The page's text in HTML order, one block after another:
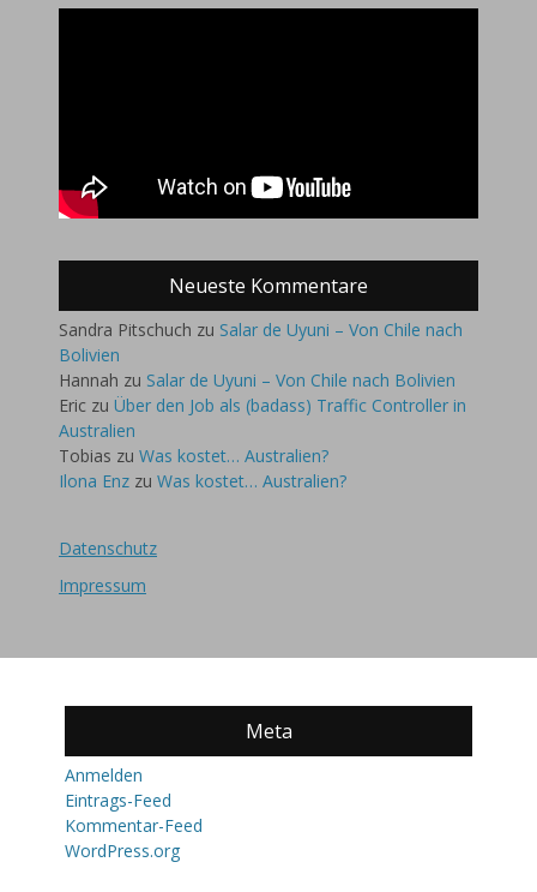
Neueste Kommentare
Sandra Pitschuch zu Salar de Uyuni – Von Chile nach
Bolivien
Hannah zu Salar de Uyuni – Von Chile nach Bolivien
Eric zu Über den Job als (badass) Traffic Controller in
Australien
Tobias zu Was kostet… Australien?
Ilona Enz zu Was kostet… Australien?
Datenschutz
Impressum
Meta
Anmelden
Eintrags-Feed
Kommentar-Feed
WordPress.org